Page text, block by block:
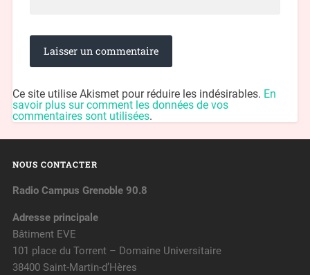
Ce site utilise Akismet pour réduire les indésirables. En
savoir plus sur comment les données de vos
commentaires sont utilisées.
NOUS CONTACTER
Radio Campus Grenoble 90.8
Adresse principale
Bâtiment EVE
101 place du Torrent – Domaine Universitaire
38400 Saint-Martin-d’Hères